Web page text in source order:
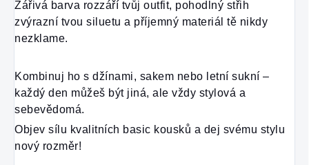
Zářivá barva rozzáří tvůj outfit, pohodlný střih
zvýrazní tvou siluetu a příjemný materiál tě nikdy
nezklame.
Kombinuj ho s džínami, sakem nebo letní sukní –
každý den můžeš být jiná, ale vždy stylová a
sebevědomá.
Objev sílu kvalitních basic kousků a dej svému stylu
nový rozměr!